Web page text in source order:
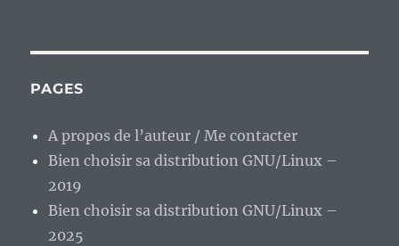
ludothèque
sous
PAGES
A propos de l’auteur / Me contacter
Bien choisir sa distribution GNU/Linux –
2019
Bien choisir sa distribution GNU/Linux –
2025